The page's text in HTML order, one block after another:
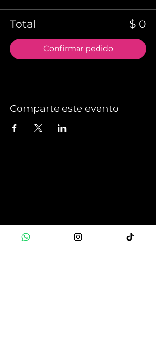
Total $ 0
Confirmar pedido
Comparte este evento